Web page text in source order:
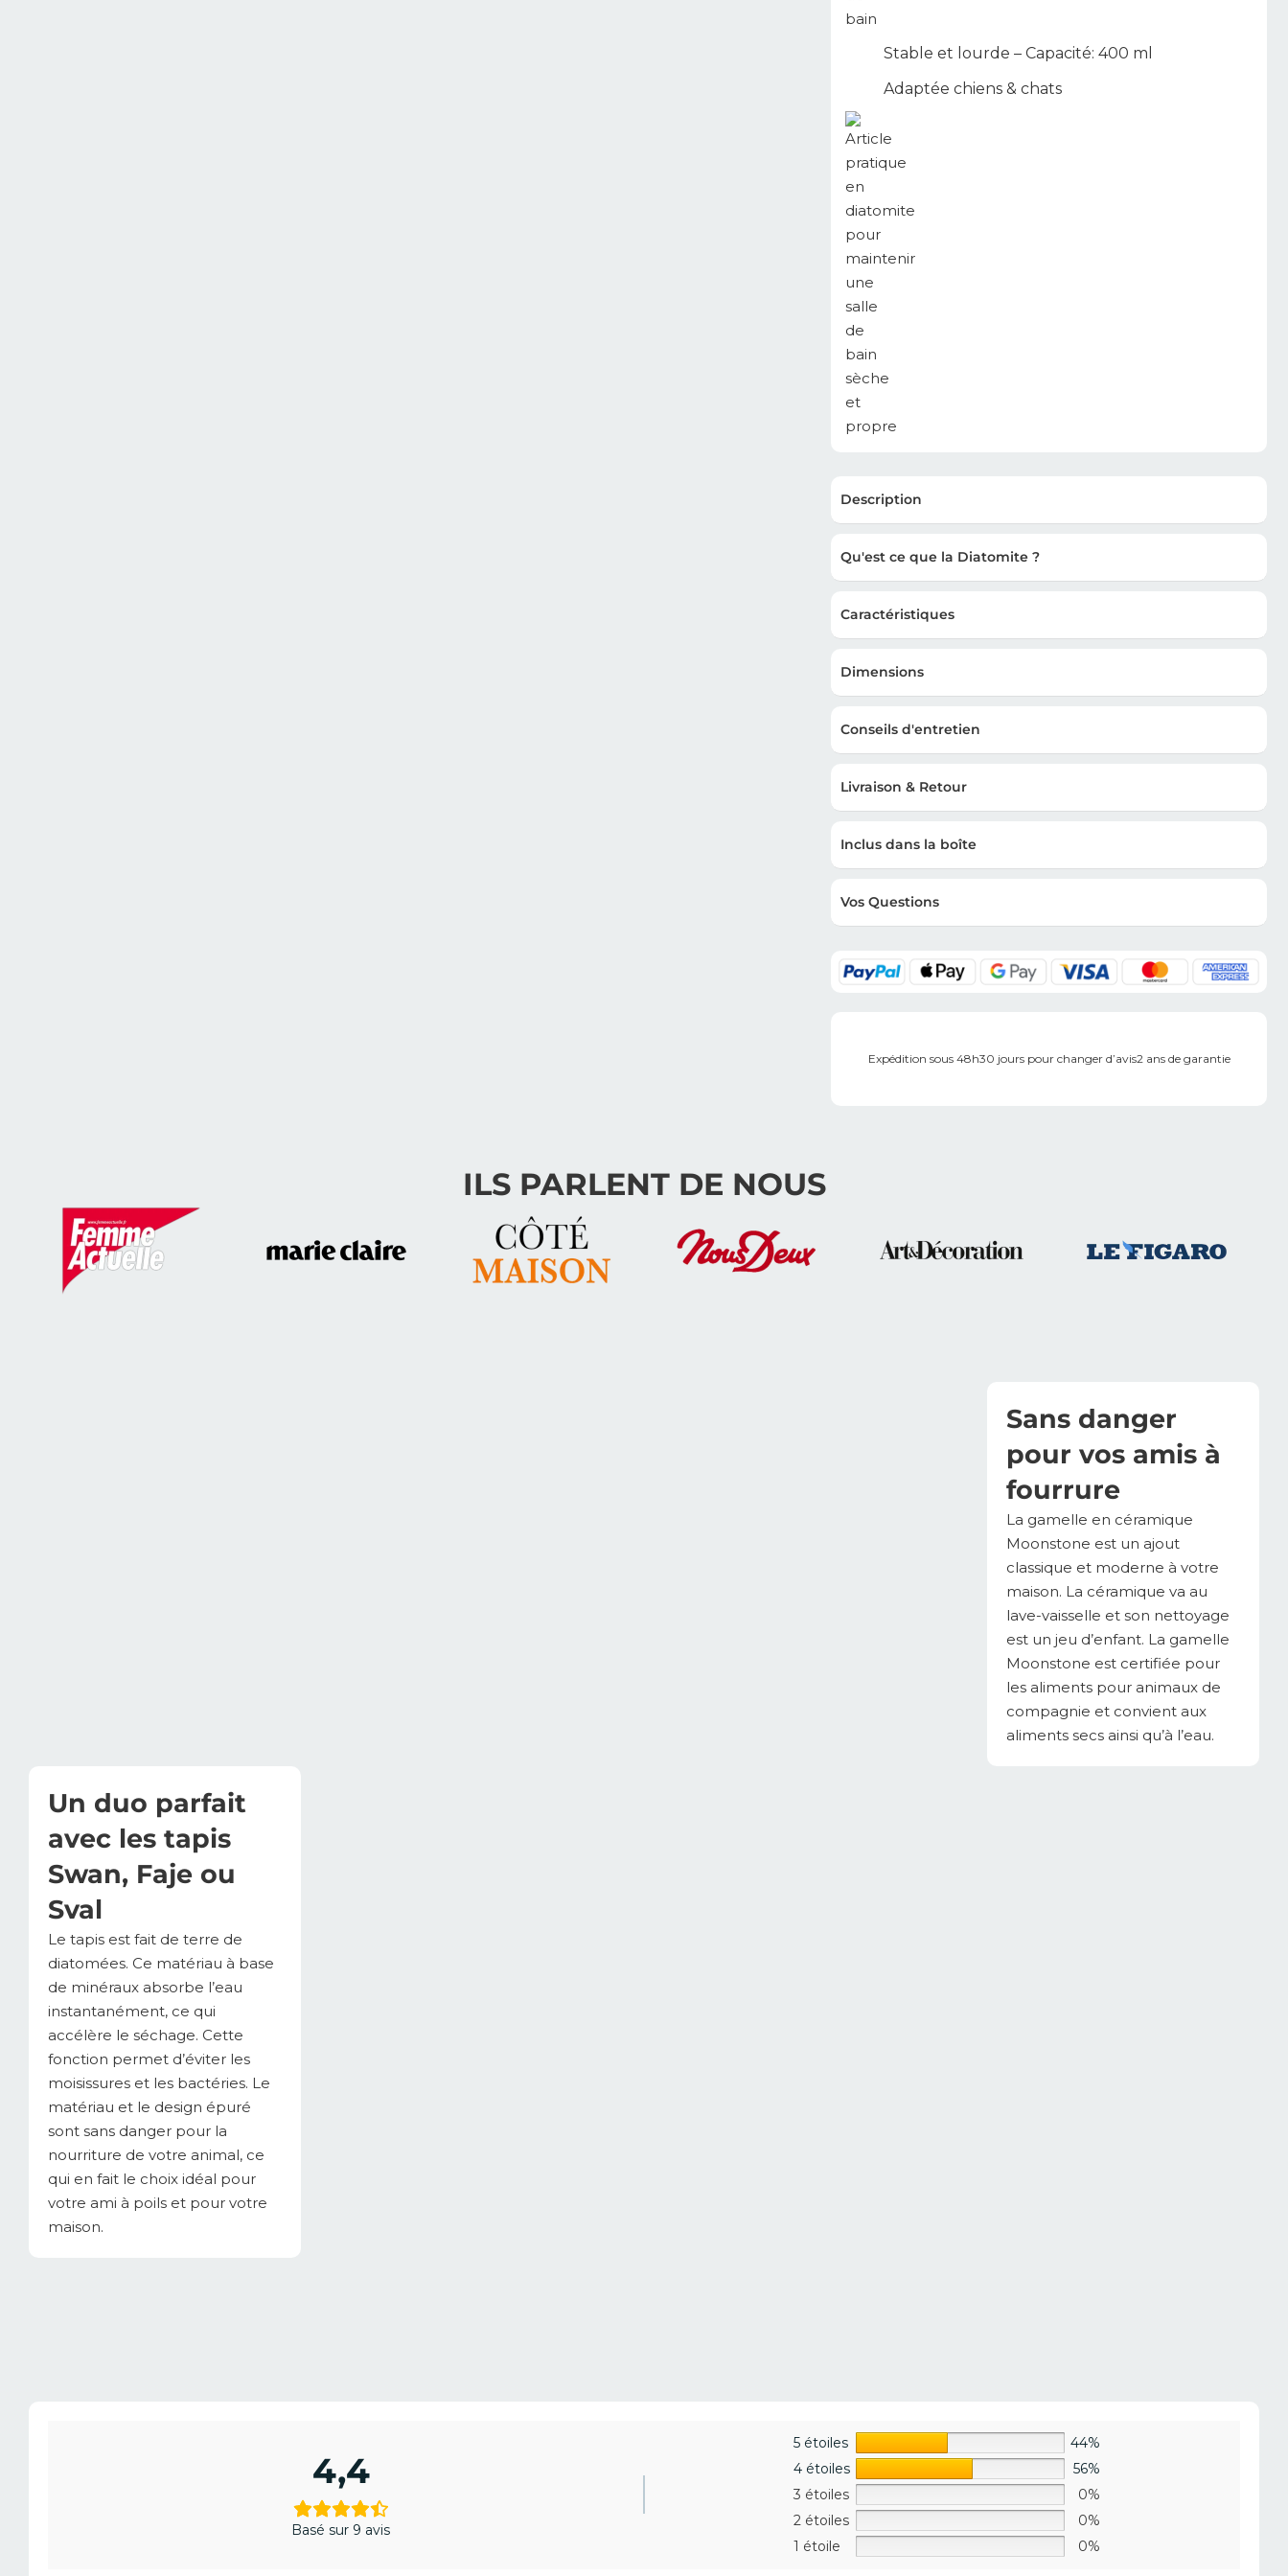
Stable et lourde – Capacité: 400 ml
Adaptée chiens & chats
Description
Qu'est ce que la Diatomite ?
Caractéristiques
Dimensions
Conseils d'entretien
Livraison & Retour
Inclus dans la boîte
Vos Questions
Expédition sous 48h30 jours pour changer d’avis2 ans de garantie
ILS PARLENT DE NOUS
Sans danger
pour vos amis à
fourrure
La gamelle en céramique
Moonstone est un ajout
classique et moderne à votre
maison. La céramique va au
lave-vaisselle et son nettoyage
est un jeu d’enfant. La gamelle
Moonstone est certifiée pour
les aliments pour animaux de
compagnie et convient aux
aliments secs ainsi qu’à l’eau.
Un duo parfait
avec les tapis
Swan, Faje ou
Sval
Le tapis est fait de terre de
diatomées. Ce matériau à base
de minéraux absorbe l’eau
instantanément, ce qui
accélère le séchage. Cette
fonction permet d’éviter les
moisissures et les bactéries. Le
matériau et le design épuré
sont sans danger pour la
nourriture de votre animal, ce
qui en fait le choix idéal pour
votre ami à poils et pour votre
maison.
4,4
Basé sur 9 avis
5 étoiles
44%
4 étoiles
56%
3 étoiles
0%
2 étoiles
0%
1 étoile
0%